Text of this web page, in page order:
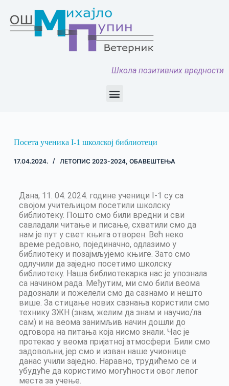
Школа позитивних вредности
Посета ученика I-1 школској библиотеци
17.04.2024. ЛЕТОПИС 2023-2024, ОБАВЕШТЕЊА
Дана, 11. 04. 2024. године ученици I-1 су са
својом учитељицом посетили школску
библиотеку. Пошто смо били вредни и сви
савладали читање и писање, схватили смо да
нам је пут у свет књига отворен. Већ неко
време редовно, појединачно, одлазимо у
библиотеку и позајмљујемо књиге. Зато смо
одлучили да заједно посетимо школску
библиотеку. Наша библиотекарка нас је упознала
са начином рада. Међутим, ми смо били веома
радознали и пожелели смо да сазнамо и нешто
више. За стицање нових сазнања користили смо
технику ЗЖН (знам, желим да знам и научио/ла
сам) и на веома занимљив начин дошли до
одговора на питања која нисмо знали. Час је
протекао у веома пријатној атмосфери. Били смо
задовољни, јер смо и изван наше учионице
данас учили заједно. Наравно, трудићемо се и
убудуће да користимо могућности овог лепог
места за учење.